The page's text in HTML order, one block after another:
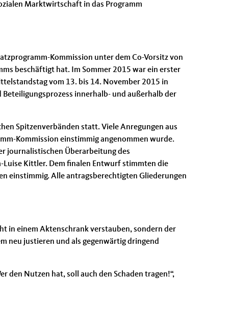
Marktwirtschaft in das Programm
Kommission unter dem Co-Vorsitz von
beschäftigt hat. Im Sommer 2015 war ein erster
vom 13. bis 14. November 2015 in
innerhalb- und außerhalb der
Spitzenverbänden statt. Viele Anregungen aus
Kommission einstimmig angenommen wurde.
journalistischen Überarbeitung des
Kittler. Dem finalen Entwurf stimmten die
einstimmig. Alle antragsberechtigten Gliederungen
in einem Aktenschrank verstauben, sondern der
neu justieren und als gegenwärtig dringend
den Nutzen hat, soll auch den Schaden tragen!“,